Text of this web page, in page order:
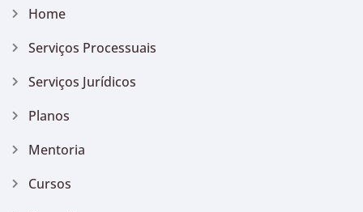
Home
Serviços Processuais
Serviços Jurídicos
Planos
Mentoria
Cursos